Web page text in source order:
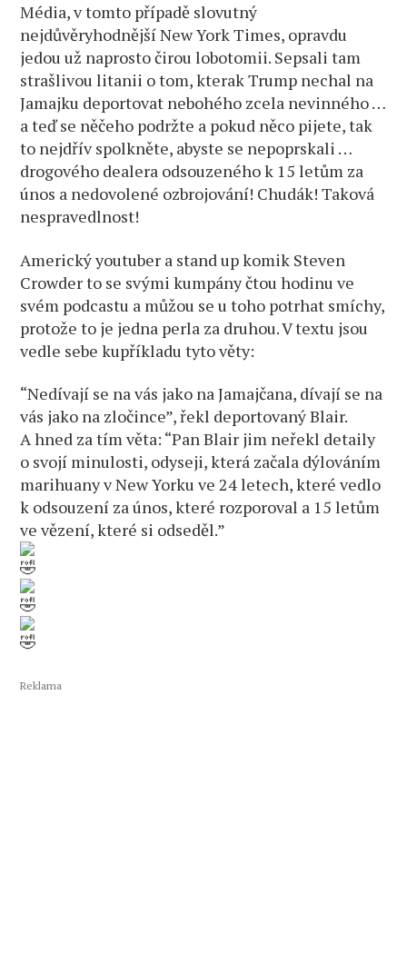
americký
mainstream
Média, v tomto případě slovutný
nejdůvěryhodnější New York Times, opravdu
jedou už naprosto čirou lobotomii. Sepsali tam
strašlivou litanii o tom, kterak Trump nechal na
Jamajku deportovat nebohého zcela nevinného …
a teď se něčeho podržte a pokud něco pijete, tak
to nejdřív spolkněte, abyste se nepoprskali …
drogového dealera odsouzeného k 15 letům za
únos a nedovolené ozbrojování! Chudák! Taková
nespravedlnost!
Americký youtuber a stand up komik Steven
Crowder to se svými kumpány čtou hodinu ve
svém podcastu a můžou se u toho potrhat smíchy,
protože to je jedna perla za druhou. V textu jsou
vedle sebe kupříkladu tyto věty:
“Nedívají se na vás jako na Jamajčana, dívají se na
vás jako na zločince”, řekl deportovaný Blair.
A hned za tím věta: “Pan Blair jim neřekl detaily
o svojí minulosti, odyseji, která začala dýlováním
marihuany v New Yorku ve 24 letech, které vedlo
k odsouzení za únos, které rozporoval a 15 letům
ve vězení, které si odseděl.”
Reklama